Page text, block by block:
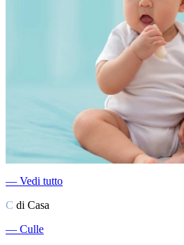
― Vedi tutto
C di Casa
― Culle